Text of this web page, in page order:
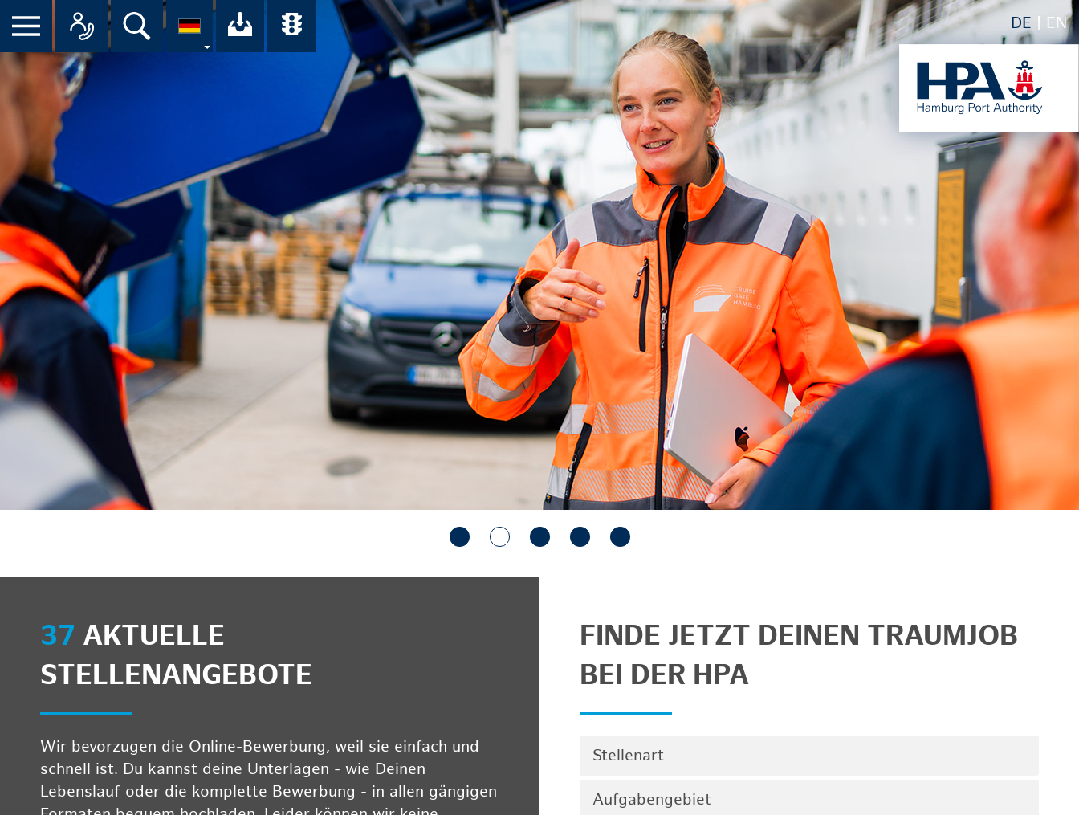
DE EN
Suche Ihr Download-Center der HPA
Übersicht aller Verkehrsmeldungen im Hafen am
37 AKTUELLE
STELLENANGEBOTE
Wir bevorzugen die Online-Bewerbung, weil sie einfach und
schnell ist. Du kannst deine Unterlagen - wie Deinen
Lebenslauf oder die komplette Bewerbung - in allen gängigen
FINDE JETZT DEINEN TRAUMJOB
BEI DER HPA
Stellenart
Aufgabengebiet